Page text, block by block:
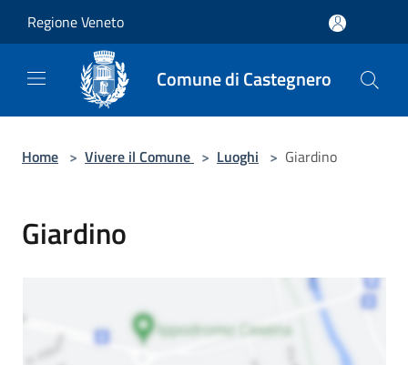
Regione Veneto
Comune di Castegnero
Home > Vivere il Comune > Luoghi > Giardino
Giardino